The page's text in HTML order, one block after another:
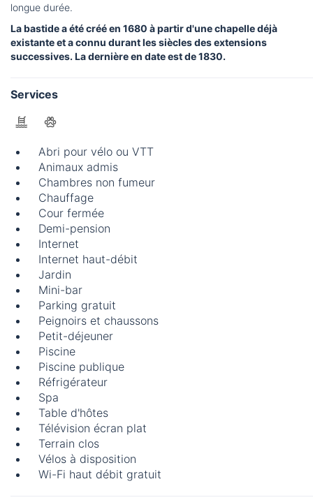
longue durée.
La bastide a été créé en 1680 à partir d'une chapelle déjà
existante et a connu durant les siècles des extensions
successives. La dernière en date est de 1830.
Services
Abri pour vélo ou VTT
Animaux admis
Chambres non fumeur
Chauffage
Cour fermée
Demi-pension
Internet
Internet haut-débit
Jardin
Mini-bar
Parking gratuit
Peignoirs et chaussons
Petit-déjeuner
Piscine
Piscine publique
Réfrigérateur
Spa
Table d'hôtes
Télévision écran plat
Terrain clos
Vélos à disposition
Wi-Fi haut débit gratuit